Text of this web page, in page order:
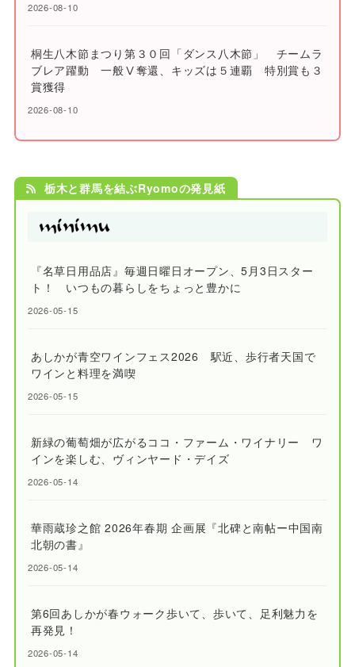
2026-08-10
桐生八木節まつり第３０回「ダンス八木節」 チームラ
ブレア躍動 一般Ⅴ奪還、キッズは５連覇 特別賞も３
賞獲得
2026-08-10
栃木と群馬を結ぶRyomoの発見紙
『名草日用品店』毎週日曜日オープン、5月3日スター
ト！ いつもの暮らしをちょっと豊かに
2026-05-15
あしかが青空ワインフェス2026 駅近、歩行者天国で
ワインと料理を満喫
2026-05-15
新緑の葡萄畑が広がるココ・ファーム・ワイナリー ワ
インを楽しむ、ヴィンヤード・デイズ
2026-05-14
華雨蔵珍之館 2026年春期 企画展『北碑と南帖ー中国南
北朝の書』
2026-05-14
第6回あしかが春ウォーク歩いて、歩いて、足利魅力を
再発見！
2026-05-14